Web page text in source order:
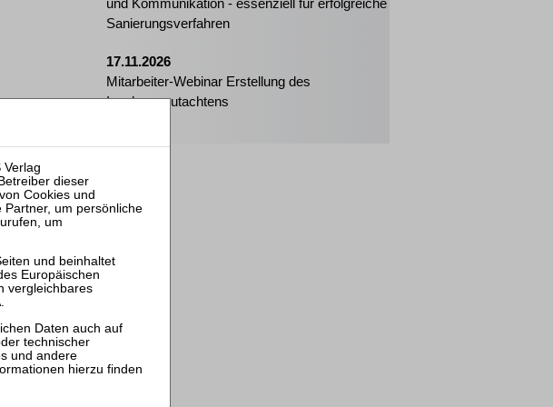
und Kommunikation - essenziell für erfolgreiche
Sanierungsverfahren
17.11.2026
Mitarbeiter-Webinar Erstellung des
Insolvenzgutachtens